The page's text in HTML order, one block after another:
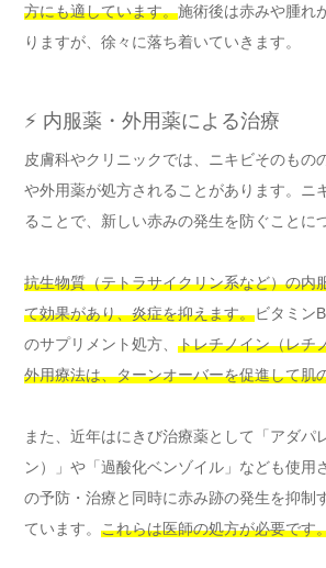
方にも適しています。施術後は赤みや腫れ
りますが、徐々に落ち着いていきます。
⚡ 内服薬・外用薬による治療
皮膚科やクリニックでは、ニキビそのもの
や外用薬が処方されることがあります。ニ
ることで、新しい赤みの発生を防ぐことに
抗生物質（テトラサイクリン系など）の内
て効果があり、炎症を抑えます。ビタミン
のサプリメント処方、 トレチノイン（レチ
外用療法は、ターンオーバーを促進して肌
また、近年はにきび治療薬として「アダパ
ン）」や「過酸化ベンゾイル」なども使用
の予防・治療と同時に赤み跡の発生を抑制
ています。 これらは医師の処方が必要です